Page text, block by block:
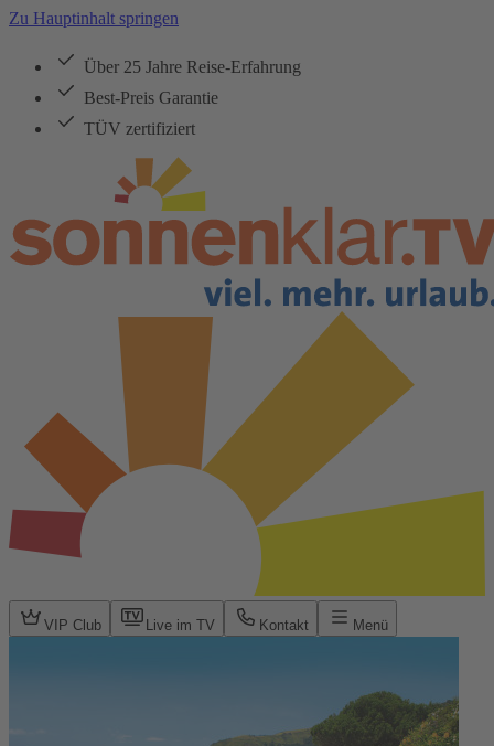
Zu Hauptinhalt springen
Über 25 Jahre Reise-Erfahrung
Best-Preis Garantie
TÜV zertifiziert
VIP Club Live im TV Kontakt Menü